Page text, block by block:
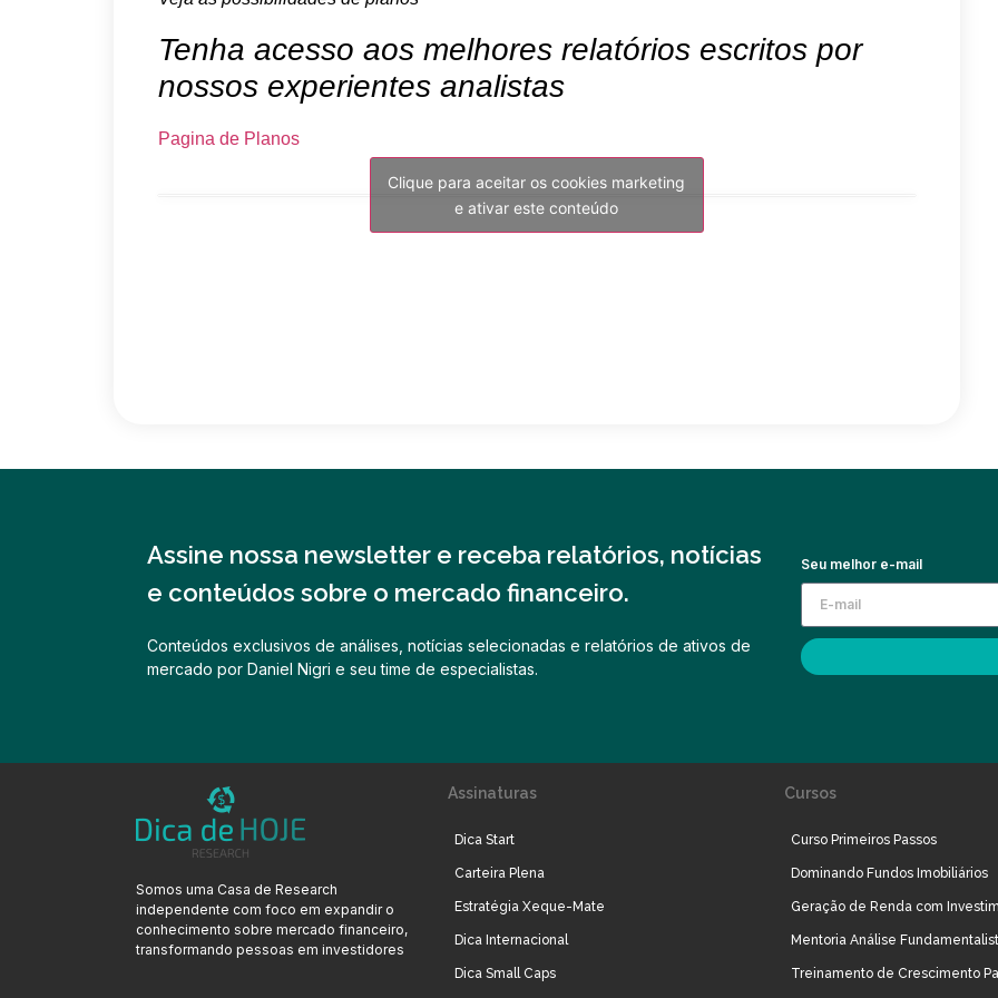
Tenha acesso aos melhores relatórios escritos por
nossos experientes analistas
Pagina de Planos
Clique para aceitar os cookies marketing
e ativar este conteúdo
Assine nossa newsletter e receba relatórios, notícias
e conteúdos sobre o mercado financeiro.
Conteúdos exclusivos de análises, notícias selecionadas e relatórios de ativos de
mercado por Daniel Nigri e seu time de especialistas.
Seu melhor e-mail
Somos uma Casa de Research
independente com foco em expandir o
conhecimento sobre mercado financeiro,
transformando pessoas em investidores
Assinaturas
Dica Start
Carteira Plena
Estratégia Xeque-Mate
Dica Internacional
Dica Small Caps
Cursos
Curso Primeiros Passos
Dominando Fundos Imobiliários
Geração de Renda com
Mentoria Análise
Treinamento de Crescimento